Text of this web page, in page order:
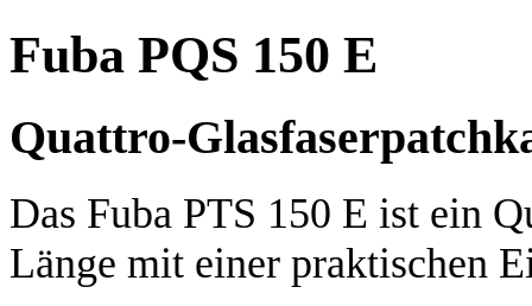
Fuba PQS 150 E
Quattro-
Das Fuba PTS 150 E ist ein
Länge mit einer praktischen